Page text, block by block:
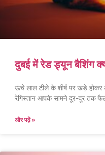
दुबई में रेड ड्यून बैशिंग
ऊंचे लाल टीले के शीर्ष पर खड़े
रेगिस्तान आपके सामने दूर-दूर तक
और पढ़ें »